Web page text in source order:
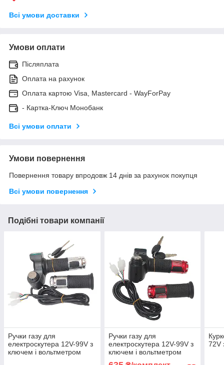
Всі умови доставки
Умови оплати
Післяплата
Оплата на рахунок
Оплата картою Visa, Mastercard - WayForPay
- Картка-Ключ Монобанк
Всі умови оплати
Умови повернення
Повернення товару впродовж 14 днів за рахунок покупця
Всі умови повернення
Подібні товари компанії
Ручки газу для
електроскутера 12V-99V з
ключем і вольтметром
Ручки газу для
електроскутера 12V-99V з
ключем і вольтметром
72V